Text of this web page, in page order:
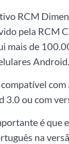
RCM
pela RCM
mais de
Android.
com
3.0 ou com
é que
na